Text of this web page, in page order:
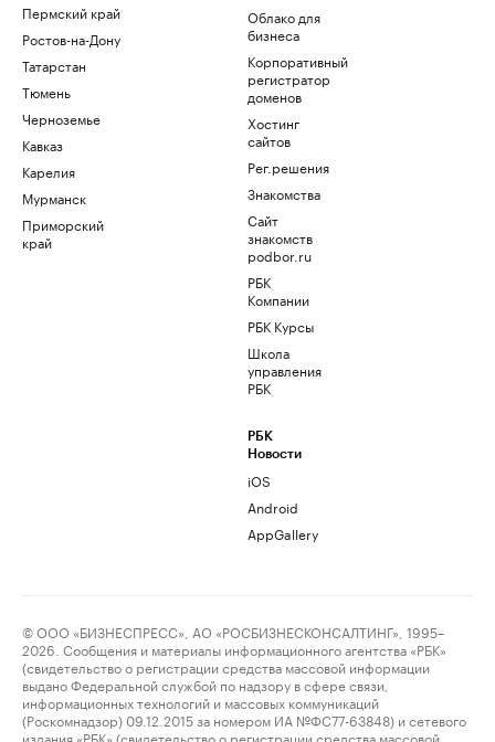
Пермский край
Ростов-на-Дону
Татарстан
Тюмень
Черноземье
Кавказ
Карелия
Мурманск
Приморский
край
Облако для
бизнеса
Корпоративный
регистратор
доменов
Хостинг
сайтов
Рег.решения
Знакомства
Сайт
знакомств
podbor.ru
РБК
Компании
РБК Курсы
Школа
управления
РБК
РБК
Новости
iOS
Android
AppGallery
© ООО «БИЗНЕСПРЕСС», АО «РОСБИЗНЕСКОНСАЛТИНГ», 1995–
2026. Сообщения и материалы информационного агентства «РБК»
(свидетельство о регистрации средства массовой информации
выдано Федеральной службой по надзору в сфере связи,
информационных технологий и массовых коммуникаций
(Роскомнадзор) 09.12.2015 за номером ИА №ФС77-63848) и сетевого
издания «РБК» (свидетельство о регистрации средства массовой